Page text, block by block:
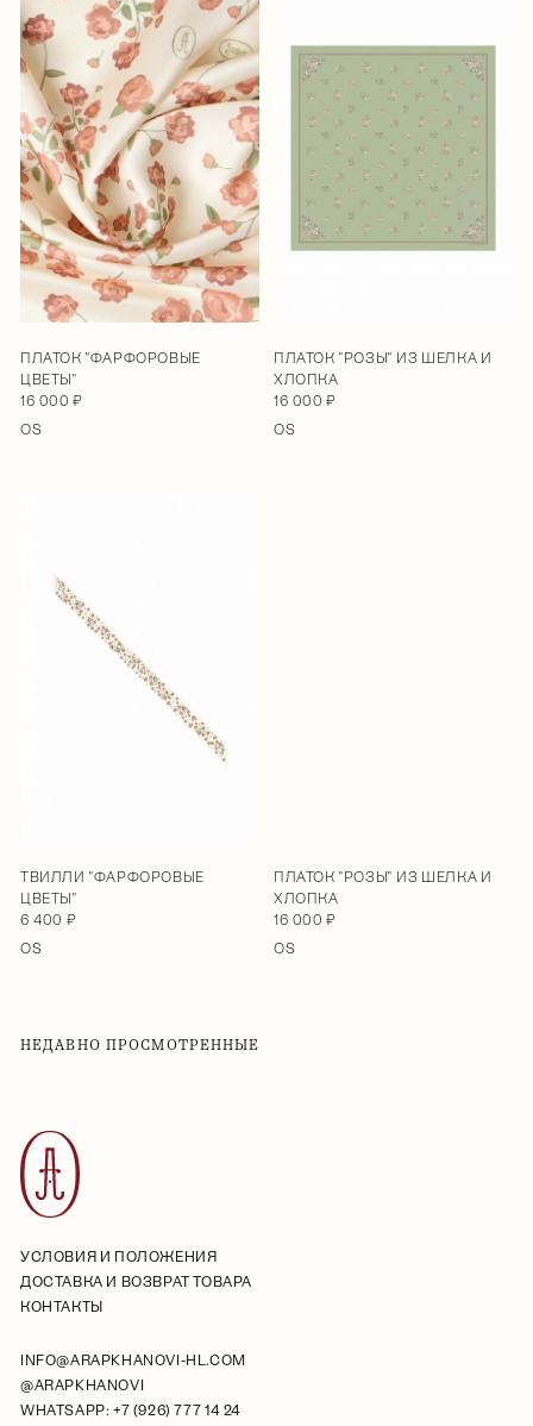
ПЛАТОК "ФАРФОРОВЫЕ
ЦВЕТЫ"
16 000 ₽
OS
ПЛАТОК "РОЗЫ" ИЗ ШЕЛКА И
ХЛОПКА
16 000 ₽
OS
ТВИЛЛИ "ФАРФОРОВЫЕ
ЦВЕТЫ"
6 400 ₽
OS
ПЛАТОК "РОЗЫ" ИЗ ШЕЛКА И
ХЛОПКА
16 000 ₽
OS
НЕДАВНО ПРОСМОТРЕННЫЕ
УСЛОВИЯ И ПОЛОЖЕНИЯ
ДОСТАВКА И ВОЗВРАТ ТОВАРА
КОНТАКТЫ
INFO@ARAPKHANOVI-HL.COM
@ARAPKHANOVI
WHATSAPP: +7 (926) 777 14 24